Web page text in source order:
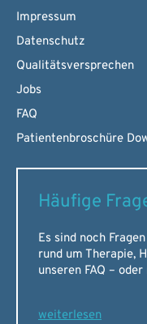
Impressum
Datenschutz
Qualitätsversprechen
Jobs
FAQ
Patientenbroschüre
Häufige
Es sind noch
rund um Therapie,
unseren FAQ –
weiterlesen